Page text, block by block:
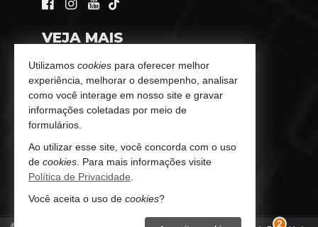
VEJA MAIS
Consultoria Imobiliária Personalizada
trabalhe conosco
Indicadores Financeiros
Imóveis Favoritos
Mapa de Imóveis
Utilizamos cookies para oferecer melhor
experiência, melhorar o desempenho, analisar
como você interage em nosso site e gravar
informações coletadas por meio de
formulários.
Ao utilizar esse site, você concorda com o uso
de cookies . Para mais informações visite
Política de Privacidade
Você aceita o uso de cookies?